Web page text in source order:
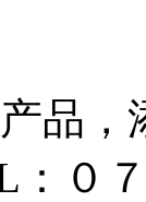
品
：０